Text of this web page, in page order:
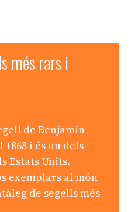
més rars i
de Benjamin
i és un dels
Estats Units.
exemplars al món
de segells més